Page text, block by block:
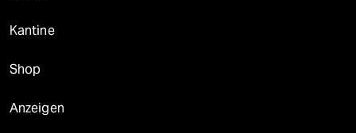
Kantine
Shop
Anzeigen